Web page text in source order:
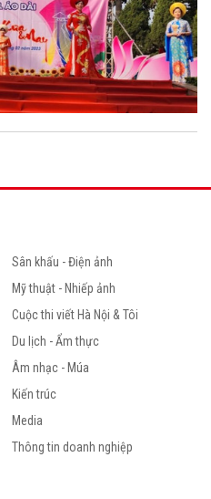
Sân khấu - Điện ảnh
Mỹ thuật - Nhiếp ảnh
Cuộc thi viết Hà Nội & Tôi
Du lịch - Ẩm thực
Âm nhạc - Múa
Kiến trúc
Media
Thông tin doanh nghiệp